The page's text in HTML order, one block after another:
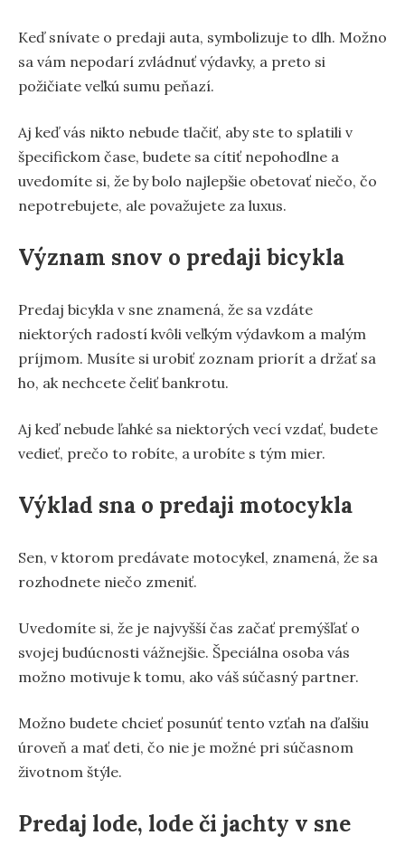
Keď snívate o predaji auta, symbolizuje to dlh. Možno
sa vám nepodarí zvládnuť výdavky, a preto si
požičiate veľkú sumu peňazí.
Aj keď vás nikto nebude tlačiť, aby ste to splatili v
špecifickom čase, budete sa cítiť nepohodlne a
uvedomíte si, že by bolo najlepšie obetovať niečo, čo
nepotrebujete, ale považujete za luxus.
Význam snov o predaji bicykla
Predaj bicykla v sne znamená, že sa vzdáte
niektorých radostí kvôli veľkým výdavkom a malým
príjmom. Musíte si urobiť zoznam priorít a držať sa
ho, ak nechcete čeliť bankrotu.
Aj keď nebude ľahké sa niektorých vecí vzdať, budete
vedieť, prečo to robíte, a urobíte s tým mier.
Výklad sna o predaji motocykla
Sen, v ktorom predávate motocykel, znamená, že sa
rozhodnete niečo zmeniť.
Uvedomíte si, že je najvyšší čas začať premýšľať o
svojej budúcnosti vážnejšie. Špeciálna osoba vás
možno motivuje k tomu, ako váš súčasný partner.
Možno budete chcieť posunúť tento vzťah na ďalšiu
úroveň a mať deti, čo nie je možné pri súčasnom
životnom štýle.
Predaj lode, lode či jachty v sne